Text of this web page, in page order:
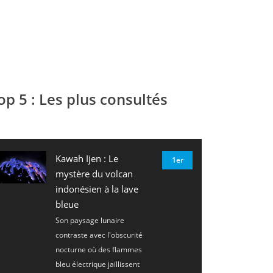
5 : Les plus consultés
Kawah Ijen : Le
mystère du volcan
indonésien à la lave
bleue
Son paysage lunaire
contraste avec l'obscurité
nocturne où des flammes
bleu électrique jaillissent
1er